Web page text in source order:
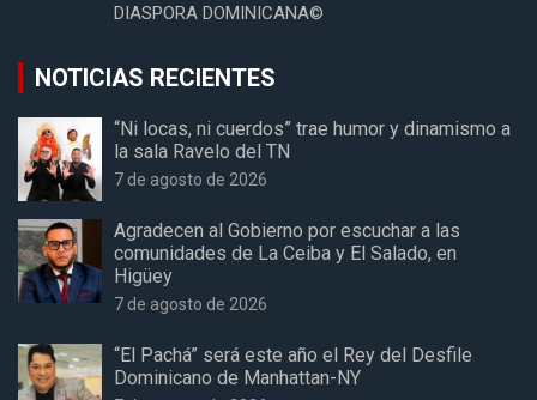
DIASPORA DOMINICANA©
NOTICIAS RECIENTES
“Ni locas, ni cuerdos” trae humor y dinamismo a
la sala Ravelo del TN
7 de agosto de 2026
Agradecen al Gobierno por escuchar a las
comunidades de La Ceiba y El Salado, en
Higüey
7 de agosto de 2026
“El Pachá” será este año el Rey del Desfile
Dominicano de Manhattan-NY